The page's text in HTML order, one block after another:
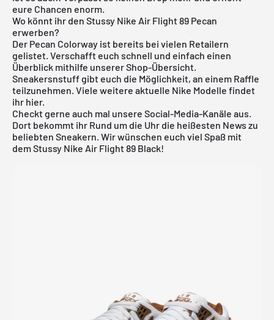
eure Chancen enorm.
Wo könnt ihr den Stussy Nike Air Flight 89 Pecan
erwerben?
Der Pecan Colorway ist bereits bei vielen Retailern
gelistet. Verschafft euch schnell und einfach einen
Überblick mithilfe unserer Shop-Übersicht.
Sneakersnstuff gibt euch die Möglichkeit, an einem Raffle
teilzunehmen. Viele weitere aktuelle Nike Modelle findet
ihr hier.
Checkt gerne auch mal unsere Social-Media-Kanäle aus.
Dort bekommt ihr Rund um die Uhr die heißesten News zu
beliebten Sneakern. Wir wünschen euch viel Spaß mit
dem Stussy Nike Air Flight 89 Black!